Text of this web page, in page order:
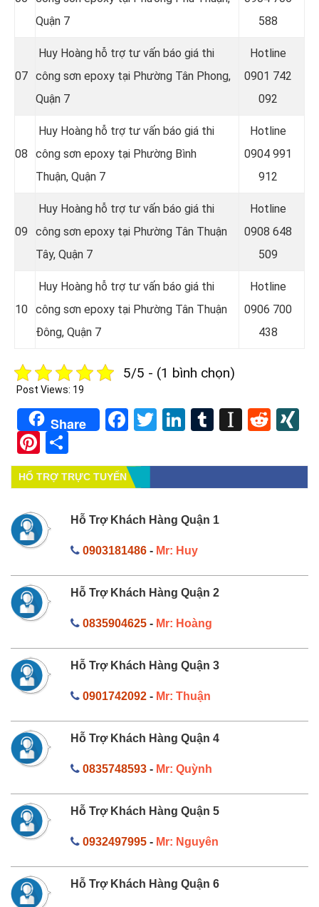
Quận 7
588
07
Huy Hoàng hỗ trợ tư vấn báo giá thi
công sơn epoxy tại Phường Tân Phong,
Quận 7
Hotline
0901 742
092
08
Huy Hoàng hỗ trợ tư vấn báo giá thi
công sơn epoxy tại Phường Bình
Thuận, Quận 7
Hotline
0904 991
912
09
Huy Hoàng hỗ trợ tư vấn báo giá thi
công sơn epoxy tại Phường Tân Thuận
Tây, Quận 7
Hotline
0908 648
509
10
Huy Hoàng hỗ trợ tư vấn báo giá thi
công sơn epoxy tại Phường Tân Thuận
Đông, Quận 7
Hotline
0906 700
438
5/5 - (1 bình chọn)
Post Views: 19
Share Facebook
TwitterLinkedIn
Tumblr
Pinterest
HỔ TRỢ TRỰC TUYẾN
Hỗ Trợ Khách Hàng Quận 1
0903181486- Mr: Huy
Hỗ Trợ Khách Hàng Quận 2
0835904625- Mr: Hoàng
Hỗ Trợ Khách Hàng Quận 3
0901742092- Mr: Thuận
Hỗ Trợ Khách Hàng Quận 4
0835748593- Mr: Quỳnh
Hỗ Trợ Khách Hàng Quận 5
0932497995- Mr: Nguyên
Hỗ Trợ Khách Hàng Quận 6